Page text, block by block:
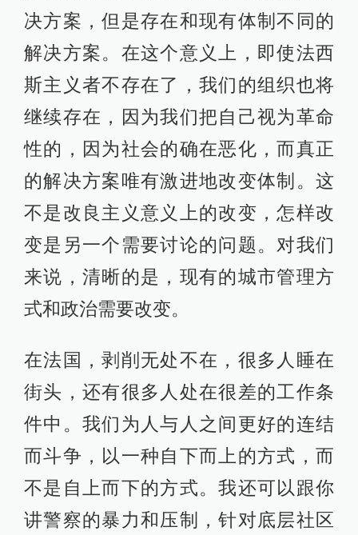
决方案，但是存在和现有体制不同的
解决方案。在这个意义上，即使法西
斯主义者不存在了，我们的组织也将
继续存在，因为我们把自己视为革命
性的，因为社会的确在恶化，而真正
的解决方案唯有激进地改变体制。这
不是改良主义意义上的改变，怎样改
变是另一个需要讨论的问题。对我们
来说，清晰的是，现有的城市管理方
式和政治需要改变。
在法国，剥削无处不在，很多人睡在
街头，还有很多人处在很差的工作条
件中。我们为人与人之间更好的连结
而斗争，以一种自下而上的方式，而
不是自上而下的方式。我还可以跟你
讲警察的暴力和压制，针对底层社区